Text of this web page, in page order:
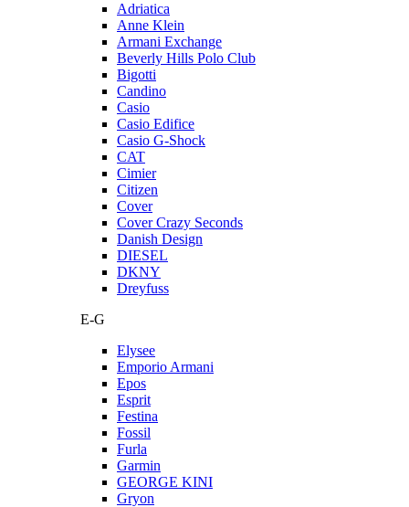
Adriatica
Anne Klein
Armani Exchange
Beverly Hills Polo Club
Bigotti
Candino
Casio
Casio Edifice
Casio G-Shock
CAT
Cimier
Citizen
Cover
Cover Crazy Seconds
Danish Design
DIESEL
DKNY
Dreyfuss
E-G
Elysee
Emporio Armani
Epos
Esprit
Festina
Fossil
Furla
Garmin
GEORGE KINI
Gryon